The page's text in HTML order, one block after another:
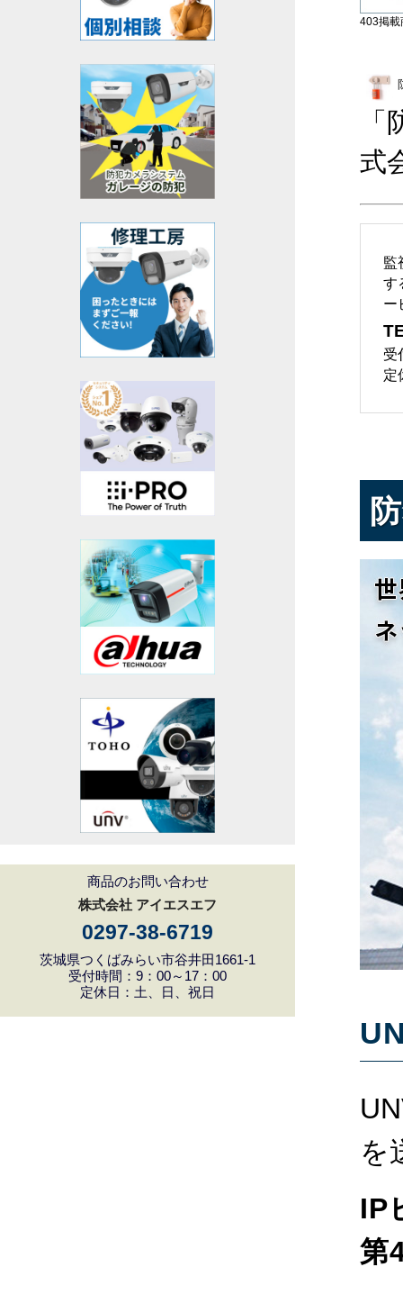
商品のお問い合わせ
株式会社 アイエスエフ
0297-38-6719
茨城県つくばみらい市谷井田1661-1
受付時間：9：00～17：00
定休日：土、日、祝日
403掲載
式
監
す
ー
受
定
を
IP
第